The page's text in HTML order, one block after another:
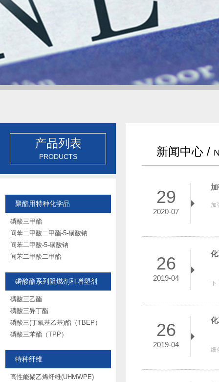
产品列表
PRODUCTS
聚酯用特种化学品
磷酸三甲酯
间苯二甲酸二甲酯-5-磺酸钠
间苯二甲酸-5-磺酸钠
间苯二甲酸二甲酯
磷酸酯系列阻燃剂和增塑剂
磷酸三乙酯
磷酸三异丁酯
磷酸三(丁氧基乙基)酯（TBEP）
磷酸三苯酯（TPP）
特种纤维
高性能聚乙烯纤维(UHMWPE)
新闻中心 /
29
2020-07
加
26
2019-04
下
26
2019-04
细